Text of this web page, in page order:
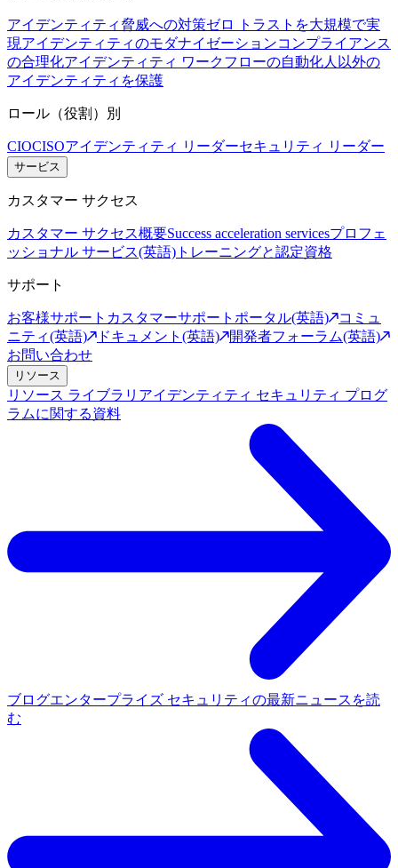
アイデンティティ脅威への対策ゼロ トラストを大規模で実
現アイデンティティのモダナイゼーションコンプライアンス
の合理化アイデンティティ ワークフローの自動化人以外の
アイデンティティを保護
ロール（役割）別
CIOCISOアイデンティティ リーダーセキュリティ リーダー
サービス
カスタマー サクセス
カスタマー サクセス概要Success acceleration servicesプロフェ
ッショナル サービス(英語) トレーニングと認定資格
サポート
お客様サポート カスタマーサポートポータル(英語)
コミュ
ニティ(英語)
ドキュメント(英語)
開発者フォーラム(英語)
お問い合わせ
リソース
リソース ライブラリ アイデンティティ セキュリティ プログ
ラムに関する資料
ブログエンタープライズ セキュリティの最新ニュースを読
む